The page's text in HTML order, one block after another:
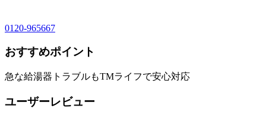
0120-965667
おすすめポイント
急な給湯器トラブルもTMライフで安心対応
ユーザーレビュー